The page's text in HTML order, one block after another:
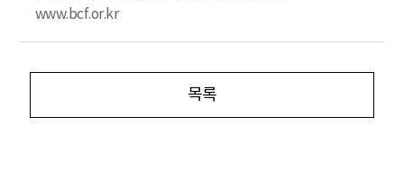
www.bcf.or.kr
목록